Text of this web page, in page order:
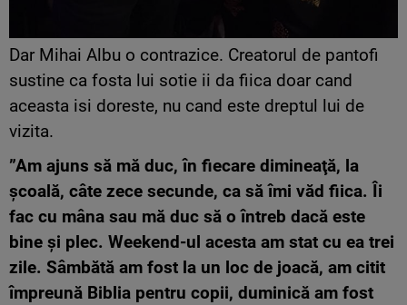
Dar Mihai Albu o contrazice. Creatorul de pantofi
sustine ca fosta lui sotie ii da fiica doar cand
aceasta isi doreste, nu cand este dreptul lui de
vizita.
”Am ajuns să mă duc, în fiecare dimineaţă, la
şcoală, câte zece secunde, ca să îmi văd fiica. Îi
fac cu mâna sau mă duc să o întreb dacă este
bine şi plec. Weekend-ul acesta am stat cu ea trei
zile. Sâmbătă am fost la un loc de joacă, am citit
împreună Biblia pentru copii, duminică am fost